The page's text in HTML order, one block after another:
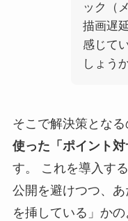
ック（
描画遅
感じて
しょうか
そこで解決策となる
使った「ポイント対
す。 これを導入す
公開を避けつつ、
を挿している」か